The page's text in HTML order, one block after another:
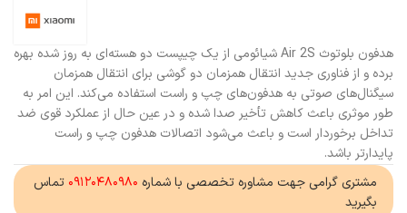
هدفون بلوتوث Air 2S شیائومی از یک چیپست دو هسته‌ای به روز شده بهره
برده و از فناوری جدید انتقال همزمان دو‌ گوشی برای انتقال همزمان
سیگنال‌های صوتی به هدفون‌های چپ و راست استفاده می‌کند. این امر به
طور موثری باعث کاهش تأخیر صدا شده و در عین حال از عملکرد قوی ضد
تداخل برخوردار است و باعث می‌شود اتصالات هدفون چپ و راست
پایدارتر باشد.
مشتری گرامی جهت مشاوره تخصصی با شماره ۰۹۱۲۰۴۸۰۹۸۰ تماس
بگیرید